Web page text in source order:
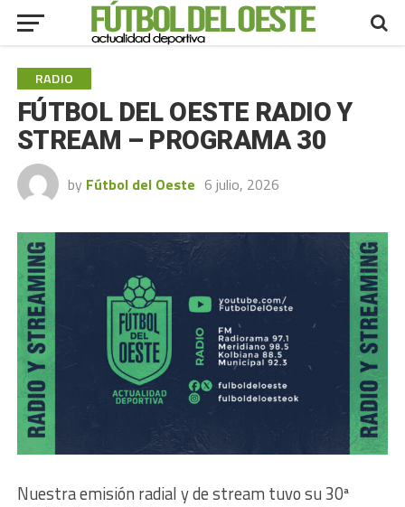
RADIO
FÚTBOL DEL OESTE RADIO Y
STREAM – PROGRAMA 30
by Fútbol del Oeste 6 julio, 2026
Nuestra emisión radial y de stream tuvo su 30ª